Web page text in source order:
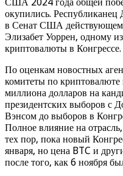
США 2024 года общей
окупились.
в Сенат США
Элизабет Уоррен, одному
криптовалюты в Конгрессе.
По оценкам новостных
комитеты по
миллиона долларов на
президентских выборов с
Вэнсом до выборов в
Полное влияние на
тех пор, пока новый
января, но цена BTC и
после того, как 6 ноября